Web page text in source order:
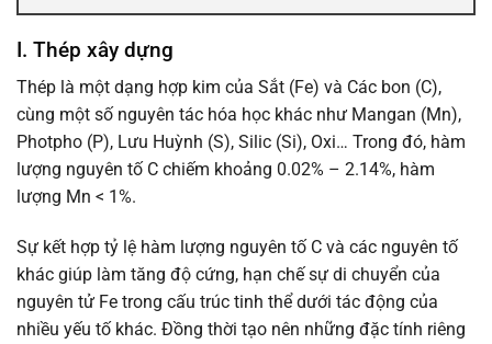
I. Thép xây dựng
Thép là một dạng hợp kim của Sắt (Fe) và Các bon (C),
cùng một số nguyên tác hóa học khác như Mangan (Mn),
Photpho (P), Lưu Huỳnh (S), Silic (Si), Oxi… Trong đó, hàm
lượng nguyên tố C chiếm khoảng 0.02% – 2.14%, hàm
lượng Mn < 1%.
Sự kết hợp tỷ lệ hàm lượng nguyên tố C và các nguyên tố
khác giúp làm tăng độ cứng, hạn chế sự di chuyển của
nguyên tử Fe trong cấu trúc tinh thể dưới tác động của
nhiều yếu tố khác. Đồng thời tạo nên những đặc tính riêng